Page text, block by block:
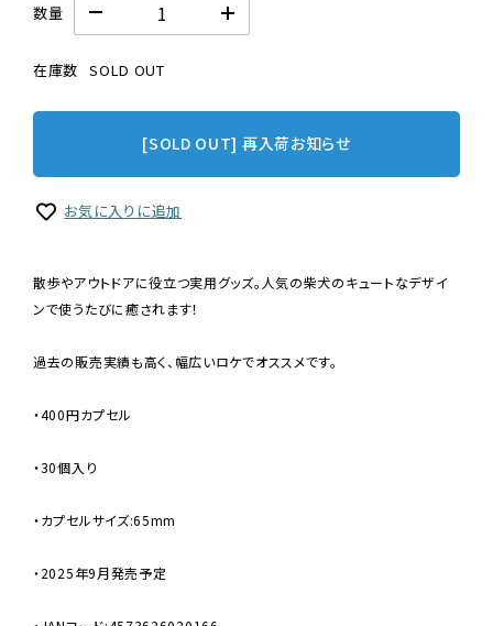
数量
在庫数 SOLD OUT
[SOLD OUT] 再入荷お知らせ
お気に入りに追加
散歩やアウトドアに役立つ実用グッズ。人気の柴犬のキュートなデザイ
ンで使うたびに癒されます！
過去の販売実績も高く、幅広いロケでオススメです。
・400円カプセル
・30個入り
・カプセルサイズ:65mm
・2025年9月発売予定